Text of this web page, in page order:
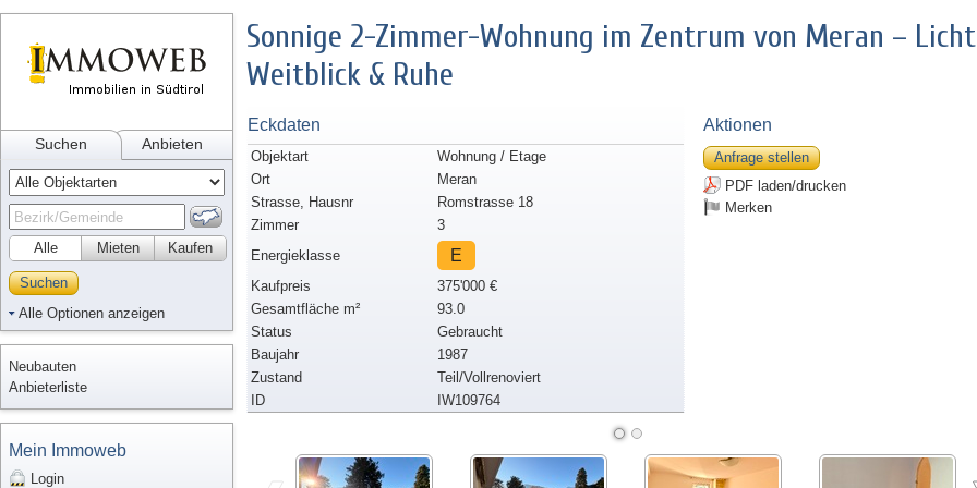
Suchen Anbieten
Alle Kaufen
Mieten
Suchen
Alle Optionen anzeigen
Neubauten
Anbieterliste
Mein Immoweb
Login
Sonnige 2-Zimmer-Wohnung im Zentrum von Meran –
Weitblick & Ruhe
Eckdaten
Objektart
Wohnung / Etage
Ort
Meran
Strasse, Hausnr
Romstrasse 18
Zimmer
3
Energieklasse
E
Kaufpreis
375'000 €
Gesamtfläche m²
93.0
Status
Gebraucht
Baujahr
1987
Zustand
Teil/Vollrenoviert
ID
IW109764
Aktionen
Anfrage stellen
PDF laden/drucken
Merken